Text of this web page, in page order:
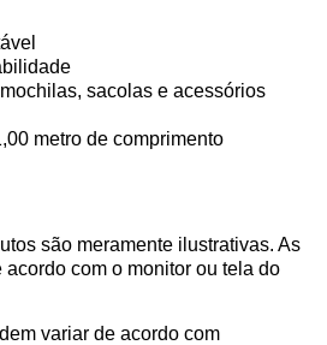
sacolas e acessórios
metro de comprimento
são meramente ilustrativas. As
com o monitor ou tela do
variar de acordo com